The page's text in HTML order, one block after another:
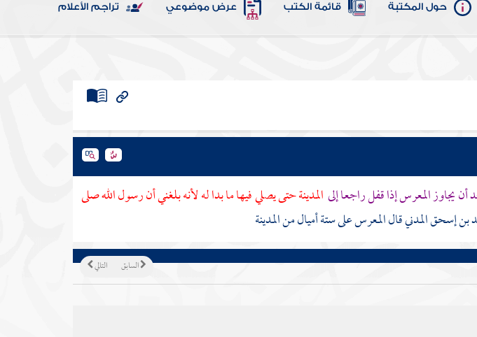
حول المكتبة قائمة الكتب عرض موضوعي تراجم الأعلام
أن يجاوز المعرس إذا قفل راجعا إلىالمدينةحتى يصلي فيها ما بدا له لأنه بلغني أن رسول الله صلى
بن إسحق المدنيقالالمعرسعلى ستة أميال منالمدينة
التالي السابق